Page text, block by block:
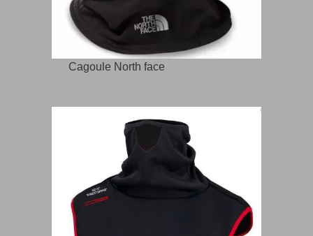
Cagoule North face